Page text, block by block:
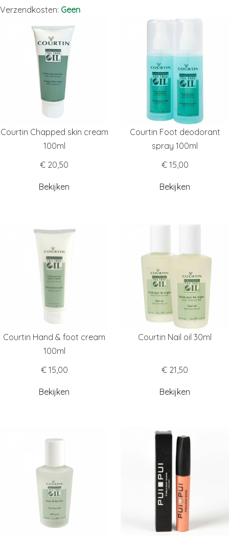
Verzendkosten: Geen
Courtin Chapped skin cream
100ml
€ 20,50
Bekijken
Courtin Foot deodorant
spray 100ml
€ 15,00
Bekijken
Courtin Hand & foot cream
100ml
€ 15,00
Bekijken
Courtin Nail oil 30ml
€ 21,50
Bekijken